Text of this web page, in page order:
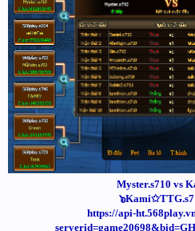
Myster.s710 vs
๖
https://api-